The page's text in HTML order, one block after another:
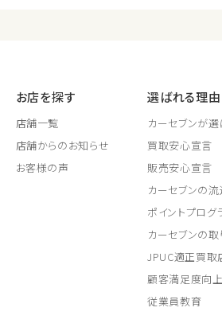
お店を探す
店舗一覧
店舗からのお知らせ
お客様の声
選ばれる理由
カーセブンが
買取安心宣言
販売安心宣言
カーセブンの流
ポイントプログ
カーセブンの取
JPUC適正買取
顧客満足度向
従業員教育